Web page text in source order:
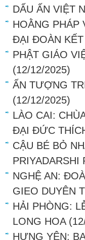
DẤU ẤN VIỆT
HOẰNG PHÁP
ĐẠI ĐOÀN KẾT
PHẬT GIÁO
(12/12/2025)
ẤN TƯỢNG
(12/12/2025)
LÀO CAI:
ĐẠI ĐỨC
CẬU BÉ BỎ
PRIYADARSHI
NGHỆ AN:
GIEO DUYÊN
HẢI PHÒNG:
LONG HOA
HƯNG YÊN: